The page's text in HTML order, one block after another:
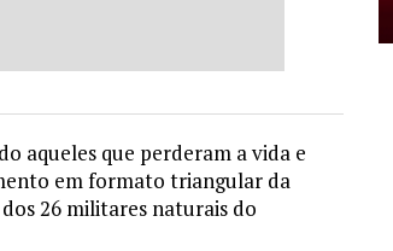
aqueles que perderam a vida e
em formato triangular da
26 militares naturais do